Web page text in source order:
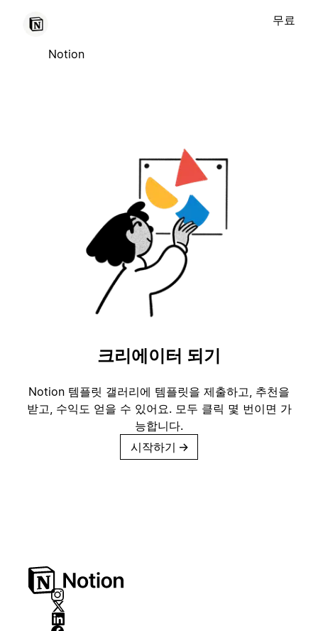
Notion
무료
크리에이터 되기
Notion 템플릿 갤러리에 템플릿을 제출하고, 추천을
받고, 수익도 얻을 수 있어요. 모두 클릭 몇 번이면 가
능합니다.
시작하기 →